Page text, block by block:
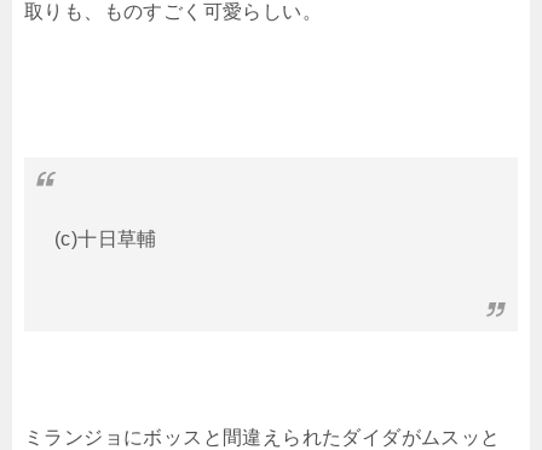
取りも、ものすごく可愛らしい。
(c)十日草輔
ミランジョにボッスと間違えられたダイダがムスッと